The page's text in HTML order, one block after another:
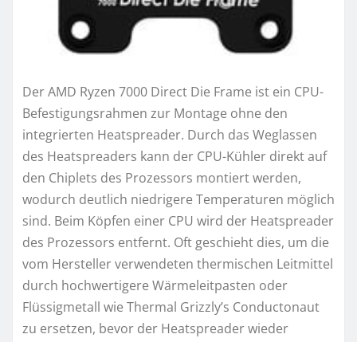
Der AMD Ryzen 7000 Direct Die Frame ist ein CPU-
Befestigungsrahmen zur Montage ohne den
integrierten Heatspreader. Durch das Weglassen
des Heatspreaders kann der CPU-Kühler direkt auf
den Chiplets des Prozessors montiert werden,
wodurch deutlich niedrigere Temperaturen möglich
sind. Beim Köpfen einer CPU wird der Heatspreader
des Prozessors entfernt. Oft geschieht dies, um die
vom Hersteller verwendeten thermischen Leitmittel
durch hochwertigere Wärmeleitpasten oder
Flüssigmetall wie Thermal Grizzly’s Conductonaut
zu ersetzen, bevor der Heatspreader wieder